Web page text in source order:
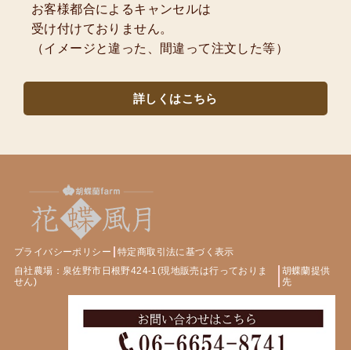
お客様都合によるキャンセルは
受け付けておりません。
（イメージと違った、間違って注文した等）
詳しくはこちら
プライバシーポリシー
特定商取引法に基づく表示
自社農場：泉佐野市日根野424-1(現地販売は行っておりま
せん)
胡蝶蘭提供
先